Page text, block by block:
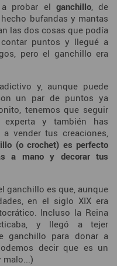
a probar el ganchillo, de
bufandas y mantas
las dos cosas que podía
puntos y llegué a
pero el ganchillo era
y, aunque puede
un par de puntos ya
tenemos que seguir
y también has
vender tus creaciones,
(o crochet) es perfecto
a mano y decorar tus
ganchillo es que, aunque
en el siglo XIX era
Incluso la Reina
y llegó a tejer
ganchillo para donar a
decir que es un
malo...)